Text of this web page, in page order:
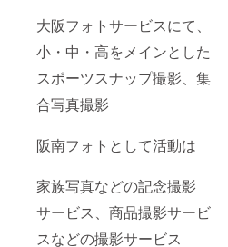
大阪フォトサービスにて、
小・中・高をメインとした
スポーツスナップ撮影、集
合写真撮影
阪南フォトとして活動は
家族写真などの記念撮影
サービス、商品撮影サービ
スなどの撮影サービス